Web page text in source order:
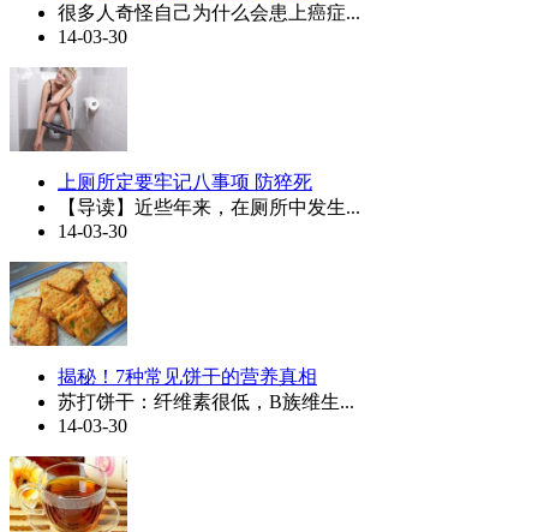
很多人奇怪自己为什么会患上癌症...
14-03-30
上厕所定要牢记八事项 防猝死
【导读】近些年来，在厕所中发生...
14-03-30
揭秘！7种常见饼干的营养真相
苏打饼干：纤维素很低，B族维生...
14-03-30